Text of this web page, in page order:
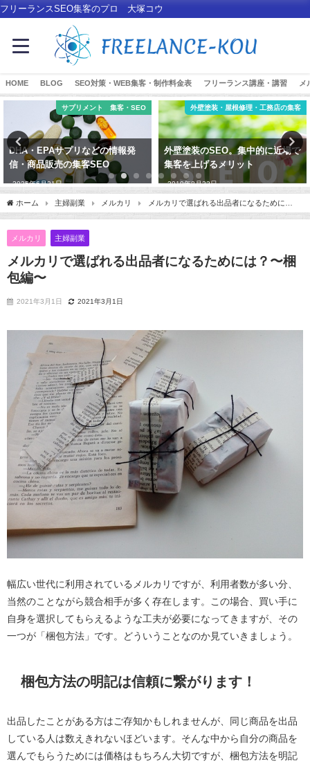
フリーランスSEO集客のプロ 大塚コウ
HOME BLOG SEO対策・WEB集客・制作料金表 フリーランス講座・講習 メ
サプリメント 集客・SEO
DHA・EPAサプリなどの情報発
信・商品販売の集客SEO
2025年6月21日
外壁塗装・屋根修理・工務店の集客
外壁塗装のSEO。集中的に近場で
集客を上げるメリット
2019年8月22日
ホーム 主婦副業 メルカリ
メルカリで選ばれる出品者になるために
は？〜梱包編〜
メルカリ 主婦副業
メルカリで選ばれる出品者になるためには？〜梱
包編〜
2021年3月1日 2021年3月1日
幅広い世代に利用されているメルカリですが、利用者数が多い分、
当然のことながら競合相手が多く存在します。この場合、買い手に
自身を選択してもらえるような工夫が必要になってきますが、その
一つが「梱包方法」です。どういうことなのか見ていきましょう。
梱包方法の明記は信頼に繋がります！
出品したことがある方はご存知かもしれませんが、同じ商品を出品
している人は数えきれないほどいます。そんな中から自分の商品を
選んでもらうためには価格はもちろん大切ですが、梱包方法を明記